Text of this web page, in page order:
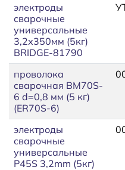
электроды
сварочные
универсальные
3,2х350мм (5кг)
BRIDGE-81790
проволока
сварочная BM70S-
6 d=0,8 мм (5 кг)
(ER70S-6)
электроды
сварочные
универсальные
P45S 3,2mm (5кг)